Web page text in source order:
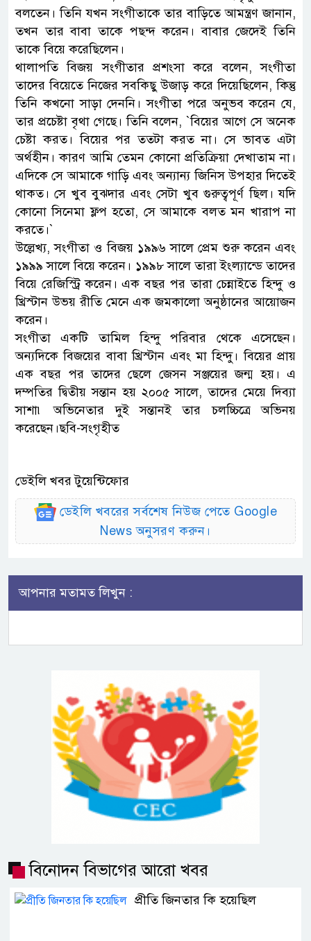
বলতেন। তিনি যখন সংগীতাকে তার বাড়িতে আমন্ত্রণ জানান,
তখন তার বাবা তাকে পছন্দ করেন। বাবার জেদেই তিনি
তাকে বিয়ে করেছিলেন।
থালাপতি বিজয় সংগীতার প্রশংসা করে বলেন, সংগীতা
তাদের বিয়েতে নিজের সবকিছু উজাড় করে দিয়েছিলেন, কিন্তু
তিনি কখনো সাড়া দেননি। সংগীতা পরে অনুভব করেন যে,
তার প্রচেষ্টা বৃথা গেছে। তিনি বলেন, ‍‍`বিয়ের আগে সে অনেক
চেষ্টা করত। বিয়ের পর ততটা করত না। সে ভাবত এটা
অর্থহীন। কারণ আমি তেমন কোনো প্রতিক্রিয়া দেখাতাম না।
এদিকে সে আমাকে গাড়ি এবং অন্যান্য জিনিস উপহার দিতেই
থাকত। সে খুব বুঝদার এবং সেটা খুব গুরুত্বপূর্ণ ছিল। যদি
কোনো সিনেমা ফ্লপ হতো, সে আমাকে বলত মন খারাপ না
করতে।‍‍`
উল্লেখ্য, সংগীতা ও বিজয় ১৯৯৬ সালে প্রেম শুরু করেন এবং
১৯৯৯ সালে বিয়ে করেন। ১৯৯৮ সালে তারা ইংল্যান্ডে তাদের
বিয়ে রেজিস্ট্রি করেন। এক বছর পর তারা চেন্নাইতে হিন্দু ও
খ্রিস্টান উভয় রীতি মেনে এক জমকালো অনুষ্ঠানের আয়োজন
করেন।
সংগীতা একটি তামিল হিন্দু পরিবার থেকে এসেছেন।
অন্যদিকে বিজয়ের বাবা খ্রিস্টান এবং মা হিন্দু। বিয়ের প্রায়
এক বছর পর তাদের ছেলে জেসন সঞ্জয়ের জন্ম হয়। এ
দম্পতির দ্বিতীয় সন্তান হয় ২০০৫ সালে, তাদের মেয়ে দিব্যা
সাশা৷ অভিনেতার দুই সন্তানই তার চলচ্চিত্রে অভিনয়
করেছেন।ছবি-সংগৃহীত
ডেইলি খবর টুয়েন্টিফোর
ডেইলি খবরের সর্বশেষ নিউজ পেতে Google
News অনুসরণ করুন।
আপনার মতামত লিখুন :
বিনোদন বিভাগের আরো খবর
প্রীতি জিনতার কি হয়েছিল